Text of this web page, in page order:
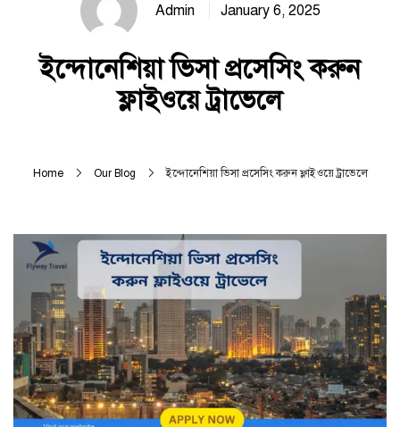
Admin January 6, 2025
ইন্দোনেশিয়া ভিসা প্রসেসিং করুন
ফ্লাইওয়ে ট্রাভেলে
Home Our Blog ইন্দোনেশিয়া ভিসা প্রসেসিং করুন ফ্লাইওয়ে ট্রাভেলে